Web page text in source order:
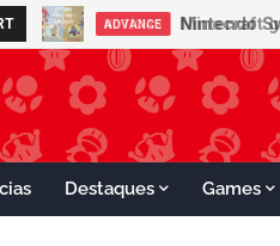
ADVANCE Nintendo
Destaques Games